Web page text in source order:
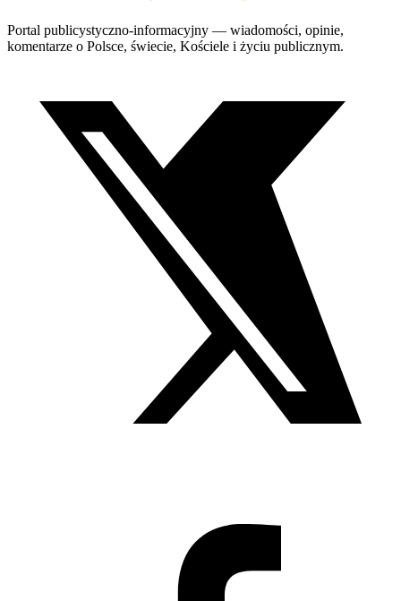
Portal publicystyczno-informacyjny — wiadomości, opinie,
komentarze o Polsce, świecie, Kościele i życiu publicznym.